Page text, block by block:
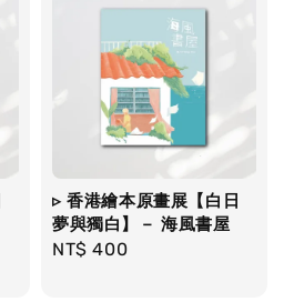
▹ 香港繪本原畫展【白日
夢與獨白】－ 海風書屋
Regular
NT$ 400